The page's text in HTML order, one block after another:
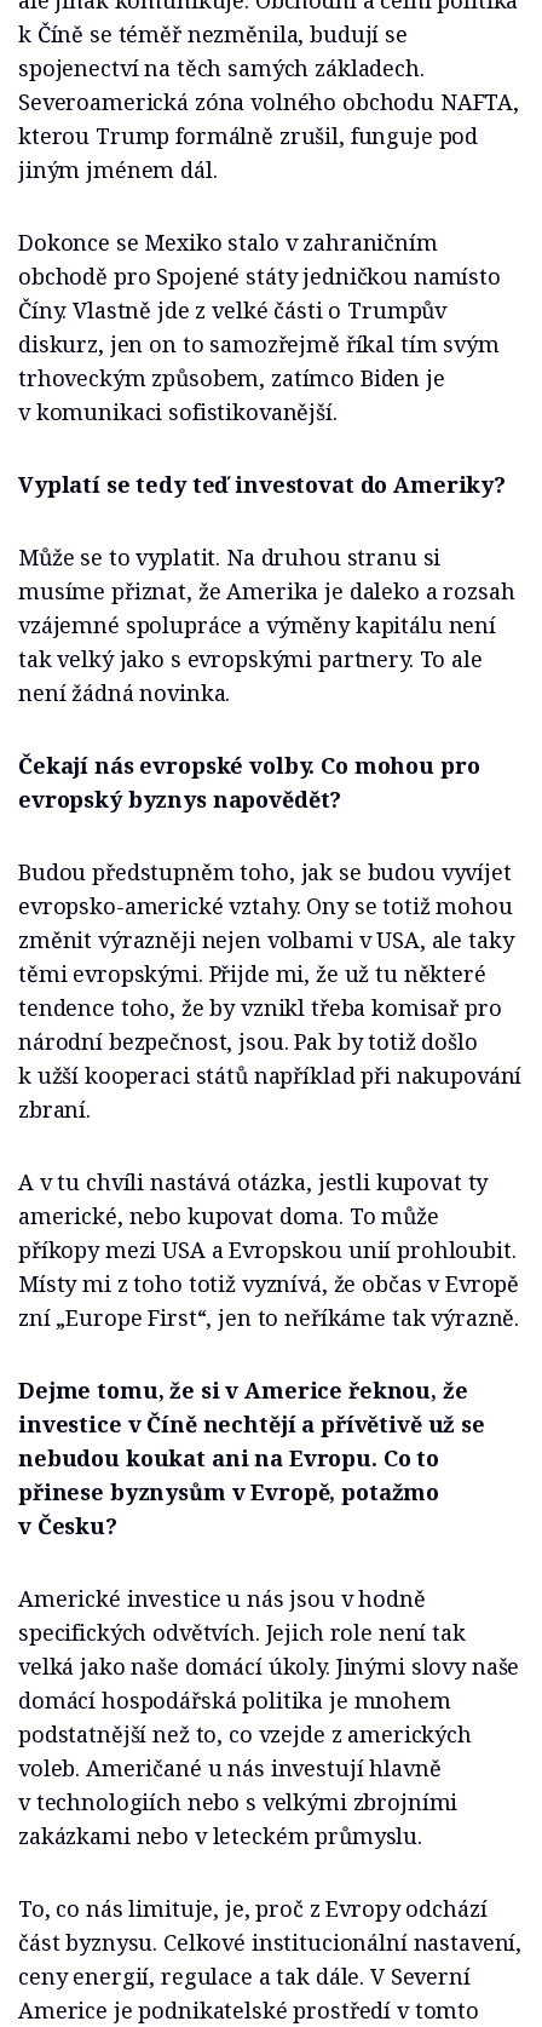
k Číně se téměř nezměnila, budují se
spojenectví na těch samých základech.
Severoamerická zóna volného obchodu NAFTA,
kterou Trump formálně zrušil, funguje pod
jiným jménem dál.
Dokonce se Mexiko stalo v zahraničním
obchodě pro Spojené státy jedničkou namísto
Číny. Vlastně jde z velké části o Trumpův
diskurz, jen on to samozřejmě říkal tím svým
trhoveckým způsobem, zatímco Biden je
v komunikaci sofistikovanější.
Vyplatí se tedy teď investovat do Ameriky?
Může se to vyplatit. Na druhou stranu si
musíme přiznat, že Amerika je daleko a rozsah
vzájemné spolupráce a výměny kapitálu není
tak velký jako s evropskými partnery. To ale
není žádná novinka.
Čekají nás evropské volby. Co mohou pro
evropský byznys napovědět?
Budou předstupněm toho, jak se budou vyvíjet
evropsko-americké vztahy. Ony se totiž mohou
změnit výrazněji nejen volbami v USA, ale taky
těmi evropskými. Přijde mi, že už tu některé
tendence toho, že by vznikl třeba komisař pro
národní bezpečnost, jsou. Pak by totiž došlo
k užší kooperaci států například při nakupování
zbraní.
A v tu chvíli nastává otázka, jestli kupovat ty
americké, nebo kupovat doma. To může
příkopy mezi USA a Evropskou unií prohloubit.
Místy mi z toho totiž vyznívá, že občas v Evropě
zní „Europe First“, jen to neříkáme tak výrazně.
Dejme tomu, že si v Americe řeknou, že
investice v Číně nechtějí a přívětivě už se
nebudou koukat ani na Evropu. Co to
přinese byznysům v Evropě, potažmo
v Česku?
Americké investice u nás jsou v hodně
specifických odvětvích. Jejich role není tak
velká jako naše domácí úkoly. Jinými slovy naše
domácí hospodářská politika je mnohem
podstatnější než to, co vzejde z amerických
voleb. Američané u nás investují hlavně
v technologiích nebo s velkými zbrojními
zakázkami nebo v leteckém průmyslu.
To, co nás limituje, je, proč z Evropy odchází
část byznysu. Celkové institucionální nastavení,
ceny energií, regulace a tak dále. V Severní
Americe je podnikatelské prostředí v tomto